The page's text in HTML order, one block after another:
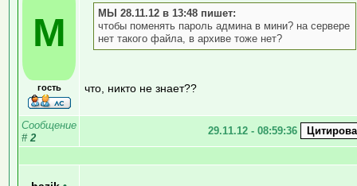
М
гость
МЫ 28.11.12 в 13:48 пишет:
чтобы поменять пароль админа в мини? на сервере
нет такого файла, в архиве тоже нет?
что, никто не знает??
Сообщение
# 2
29.11.12 - 08:59:36